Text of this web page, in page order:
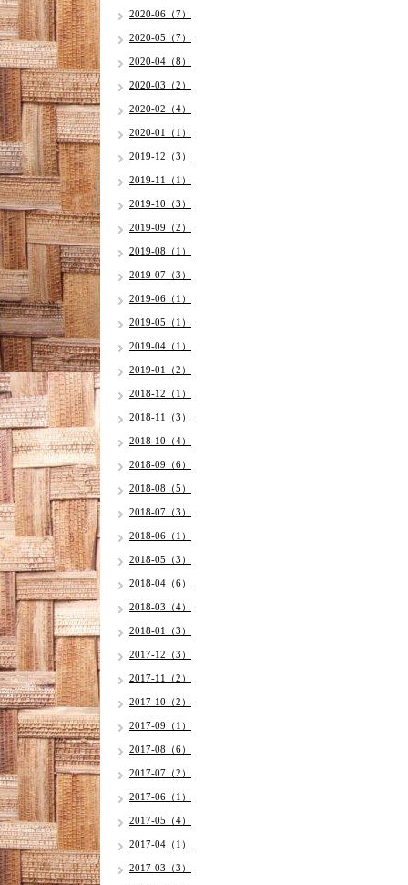
2020-06（7）
2020-05（7）
2020-04（8）
2020-03（2）
2020-02（4）
2020-01（1）
2019-12（3）
2019-11（1）
2019-10（3）
2019-09（2）
2019-08（1）
2019-07（3）
2019-06（1）
2019-05（1）
2019-04（1）
2019-01（2）
2018-12（1）
2018-11（3）
2018-10（4）
2018-09（6）
2018-08（5）
2018-07（3）
2018-06（1）
2018-05（3）
2018-04（6）
2018-03（4）
2018-01（3）
2017-12（3）
2017-11（2）
2017-10（2）
2017-09（1）
2017-08（6）
2017-07（2）
2017-06（1）
2017-05（4）
2017-04（1）
2017-03（3）